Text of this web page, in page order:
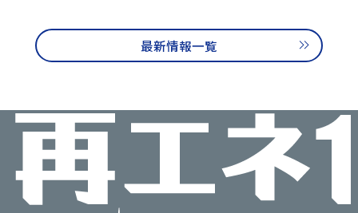
参加団体の取り組み
参加団体の方へのお知らせ
補助金などのお知らせ
最新情報一覧